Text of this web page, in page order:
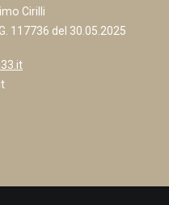
Cirilli
117736 del 30.05.2025